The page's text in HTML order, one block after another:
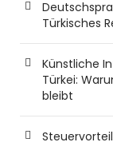
Türkisches
Künstliche
Türkei:
bleibt